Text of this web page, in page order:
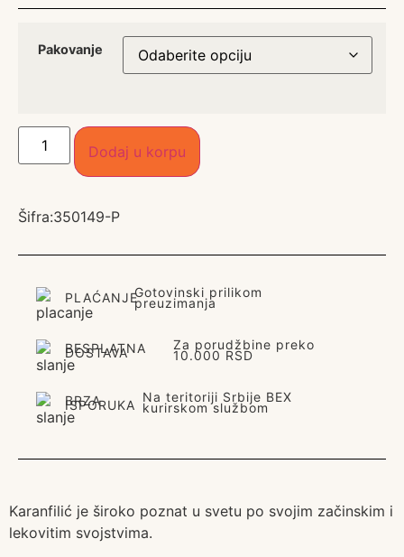
Pakovanje
Dodaj u korpu
Šifra:350149-P
PLAĆANJEGotovinski prilikom
preuzimanja
BESPLATNA
DOSTAVA
Za porudžbine preko
10.000 RSD
BRZA
ISPORUKA
Na teritoriji Srbije BEX
kurirskom službom
Karanfilić je široko poznat u svetu po svojim začinskim i
lekovitim svojstvima.